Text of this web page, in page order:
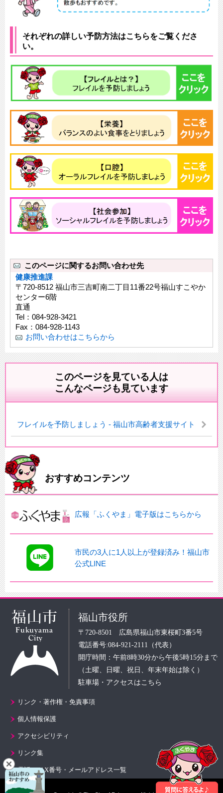
それぞれの詳しい予防方法はこちらをご覧くださ
い。
このページに関するお問い合わせ先
健康推進課
〒720-8512 福山市三吉町南二丁目11番22号福山すこやか
センター6階
直通
Tel：084-928-3421
Fax：084-928-1143
お問い合わせはこちらから
このページを見ている人は
こんなページも見ています
フレイルを予防しましょう - 福山市高齢者支援サイト
おすすめコンテンツ
広報「ふくやま」電子版はこちらから
市民の3人に1人以上が登録済み！福山市
公式LINE
福山市役所
〒720-8501 広島県福山市東桜町3番5号
電話番号:084-921-2111（代表）
開庁時間：午前8時30分から午後5時15分まで
（土曜、日曜、祝日、年末年始は除く）
駐車場・アクセスはこちら
リンク・著作権・免責事項
個人情報保護
アクセシビリティ
リンク集
電話・FAX番号・メールアドレス一覧